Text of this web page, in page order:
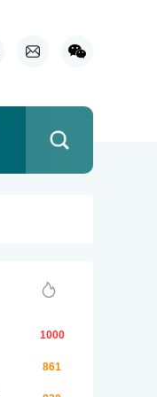
1000
861